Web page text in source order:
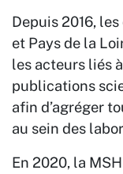
Depuis 2016,
et Pays de la
les acteurs liés
publications
afin d’agréger
au sein des
En 2020, la